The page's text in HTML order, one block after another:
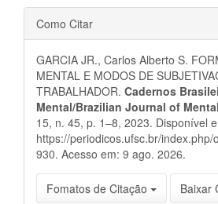
Detalhes
do
artigo
Como Citar
GARCIA JR., Carlos Alberto S.
MENTAL E MODOS DE
TRABALHADOR. Cadernos
Mental/Brazilian Journal of
15, n. 45, p. 1–8, 2023. Disponível
https://periodicos.ufsc.br/
930. Acesso em: 9 ago. 2026.
Fomatos de Citação Baixar